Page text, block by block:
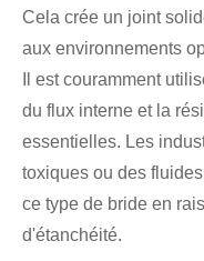
Cela crée un joint
aux environnements
Il est couramment
du flux interne et la
essentielles. Les
toxiques ou des
ce type de bride en
d'étanchéité.